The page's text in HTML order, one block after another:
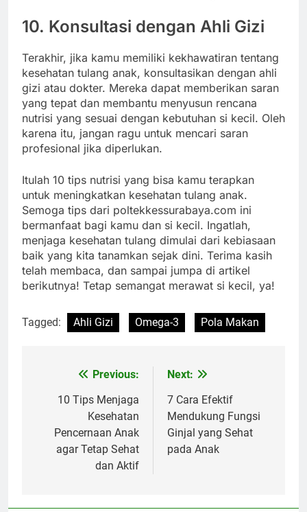
10. Konsultasi dengan Ahli Gizi
Terakhir, jika kamu memiliki kekhawatiran tentang
kesehatan tulang anak, konsultasikan dengan ahli
gizi atau dokter. Mereka dapat memberikan saran
yang tepat dan membantu menyusun rencana
nutrisi yang sesuai dengan kebutuhan si kecil. Oleh
karena itu, jangan ragu untuk mencari saran
profesional jika diperlukan.
Itulah 10 tips nutrisi yang bisa kamu terapkan
untuk meningkatkan kesehatan tulang anak.
Semoga tips dari poltekkessurabaya.com ini
bermanfaat bagi kamu dan si kecil. Ingatlah,
menjaga kesehatan tulang dimulai dari kebiasaan
baik yang kita tanamkan sejak dini. Terima kasih
telah membaca, dan sampai jumpa di artikel
berikutnya! Tetap semangat merawat si kecil, ya!
Tagged: Ahli Gizi Omega-3 Pola Makan
Navigasi
pos
Previous:
10 Tips Menjaga
Kesehatan
Pencernaan Anak
agar Tetap Sehat
dan Aktif
Next:
7 Cara Efektif
Mendukung Fungsi
Ginjal yang Sehat
pada Anak